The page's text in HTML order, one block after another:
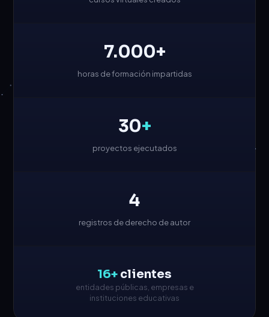
7.000+
horas de formación impartidas
30+
proyectos ejecutados
4
registros de derecho de autor
16+ clientes
entidades públicas, empresas e
instituciones educativas